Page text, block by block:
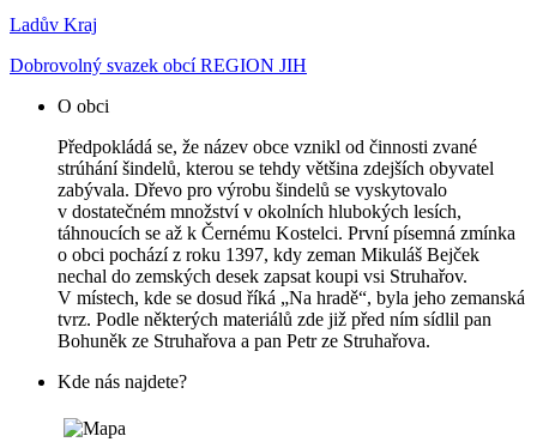
Ladův Kraj
Dobrovolný svazek obcí REGION JIH
O obci
Předpokládá se, že název obce vznikl od činnosti zvané
strúhání šindelů, kterou se tehdy většina zdejších obyvatel
zabývala. Dřevo pro výrobu šindelů se vyskytovalo
v dostatečném množství v okolních hlubokých lesích,
táhnoucích se až k Černému Kostelci. První písemná zmínka
o obci pochází z roku 1397, kdy zeman Mikuláš Bejček
nechal do zemských desek zapsat koupi vsi Struhařov.
V místech, kde se dosud říká „Na hradě“, byla jeho zemanská
tvrz. Podle některých materiálů zde již před ním sídlil pan
Bohuněk ze Struhařova a pan Petr ze Struhařova.
Kde nás najdete?